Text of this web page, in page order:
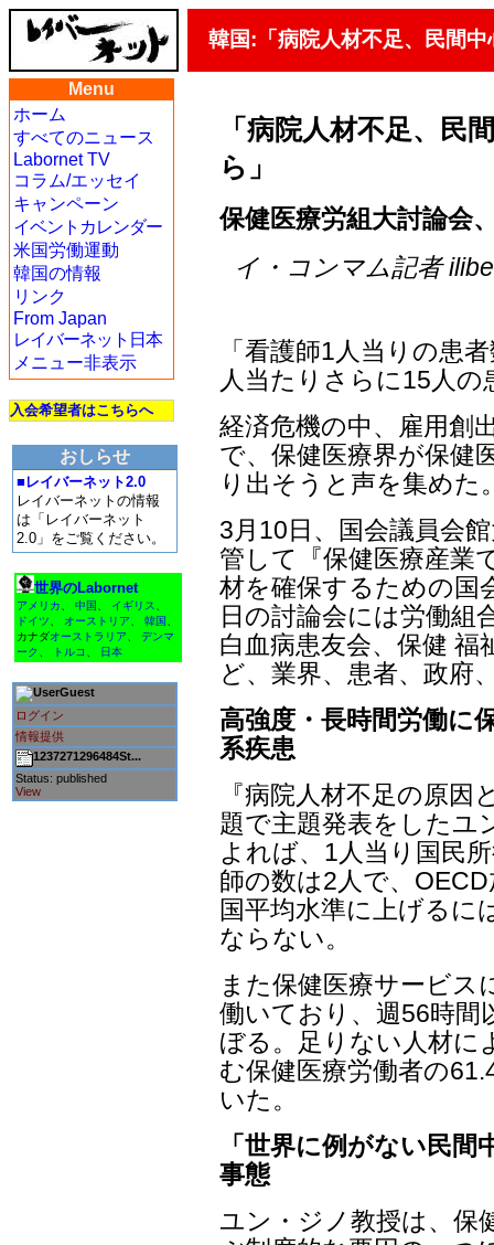
韓国:「病院人材不足、民間
Menu
ホーム
すべてのニュース
Labornet TV
コラム/エッセイ
キャンペーン
イベントカレンダー
米国労働運動
韓国の情報
リンク
From Japan
レイバーネット日本
メニュー非表示
入会希望者はこちらへ
おしらせ
■レイバーネット2.0
レイバーネットの情報
は「レイバーネット
2.0」をご覧ください。
世界のLabornet
アメリカ 中国 イギリス
ドイツ
オーストリア 韓国
カナダオーストラリア
デンマ
ーク
トルコ 日本
Guest
ログイン
情報提供
1237271296484St...
Status: published
View
「病院人材不足、民
ら」
保健医療労組大討論会
イ・コンマム記者
「看護師1人当りの患
人当たりさらに15人の
経済危機の中、雇用創
で、保健医療界が保健
り出そうと声を集めた
3月10日、国会議員会
管して『保健医療産業
材を確保するための国
日の討論会には労働組
白血病患友会、保健 福
ど、業界、患者、政府
高強度・長時間労働に
系疾患
『病院人材不足の原
題で主題発表をしたユ
よれば、1人当り国民
師の数は2人で、
国平均水準に上げるに
ならない。
また保健医療サービス
働いており、週56時間
ぼる。足りない人材に
む保健医療労働者の
いた。
「世界に例がない民
事態
ユン・ジノ教授は、保